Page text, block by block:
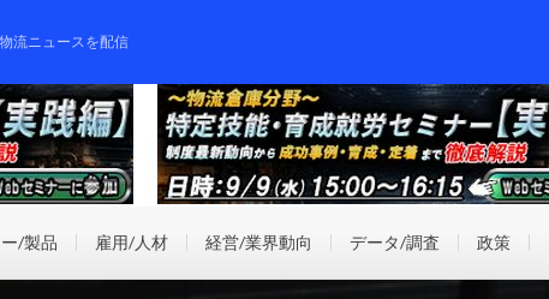
流ニュースを配信
/製品 雇用/人材 経営/業界動向 データ/調査 政策